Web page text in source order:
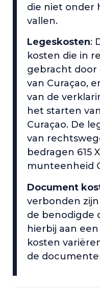
die niet onder
vallen.
Legeskosten:
kosten die in
gebracht door
van Curaçao,
van de
het starten
Curaçao. De
van
bedragen 615
munteenheid
Document
verbonden
de benodigde
hierbij aan
kosten
de